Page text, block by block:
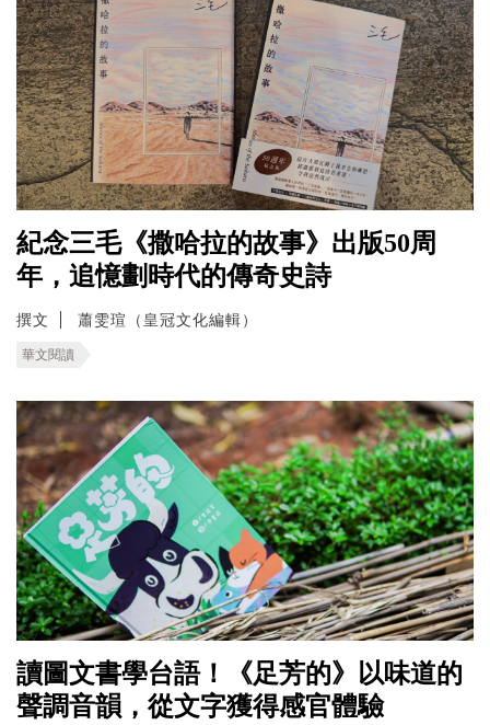
紀念三毛《撒哈拉的故事》出版50周
年，追憶劃時代的傳奇史詩
撰文 蕭雯瑄（皇冠文化編輯）
華文閱讀
讀圖文書學台語！《足芳的》以味道的
聲調音韻，從文字獲得感官體驗